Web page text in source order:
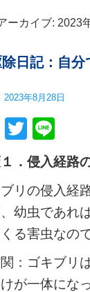
ーカイブ: 2023
日記：自分
2023年8月28日
Facebook
Twitter
．侵入経路
リの侵入経
幼虫であれ
る害虫なの
：ゴキブリ
が一体にな